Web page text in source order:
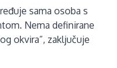
sama osoba s
Nema definirane
okvira”, zaključuje